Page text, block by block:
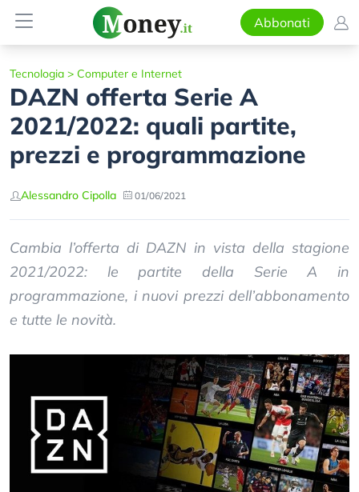
Abbonati
Tecnologia > Computer e Internet
DAZN offerta Serie A
2021/2022: quali partite,
prezzi e programmazione
Alessandro Cipolla 01/06/2021
Cambia l’offerta di DAZN in vista della stagione
2021/2022: le partite della Serie A in
programmazione, i nuovi prezzi dell’abbonamento
e tutte le novità.